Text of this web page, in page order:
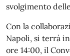
svolgimento
Con la
Napoli, si terrà
ore 14:00, il